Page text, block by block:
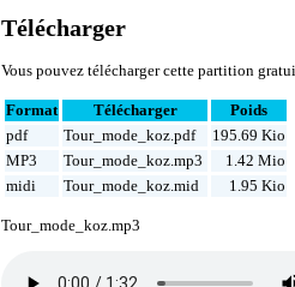
Télécharger
Vous pouvez télécharger cette partition
Format Télécharger
Poids
pdf
Tour_mode_koz.pdf
195.69 Kio
MP3
Tour_mode_koz.mp3
1.42 Mio
midi
Tour_mode_koz.mid 1.95 Kio
Tour_mode_koz.mp3